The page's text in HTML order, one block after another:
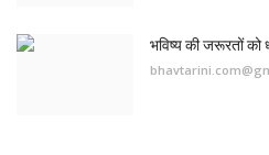
भविष्य की जरूरतों को